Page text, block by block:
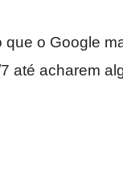
que o Google
até acharem